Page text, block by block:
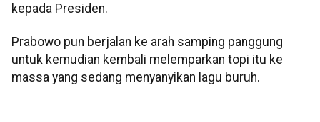
kepada Presiden.
Prabowo pun berjalan ke arah samping panggung
untuk kemudian kembali melemparkan topi itu ke
massa yang sedang menyanyikan lagu buruh.